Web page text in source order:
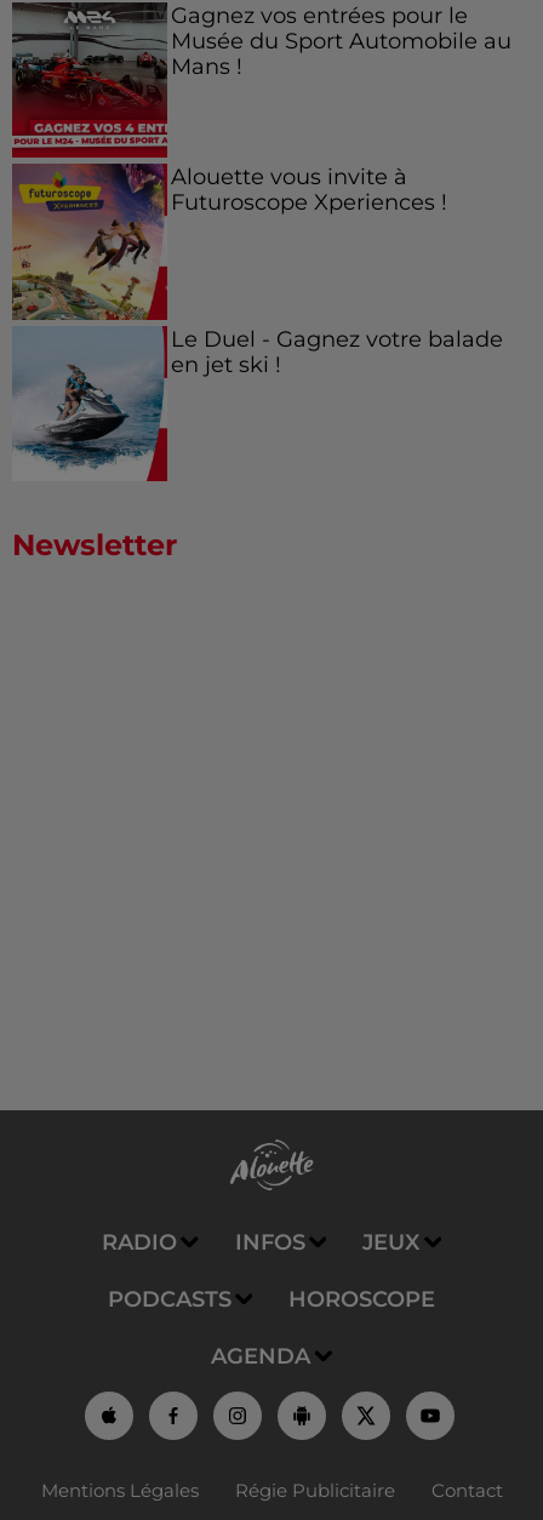
Gagnez vos entrées pour le
Musée du Sport Automobile au
Mans !
Alouette vous invite à
Futuroscope Xperiences !
Le Duel - Gagnez votre balade
en jet ski !
Newsletter
RADIO INFOS JEUX
PODCASTS HOROSCOPE
AGENDA
Mentions Légales Régie Publicitaire Contact